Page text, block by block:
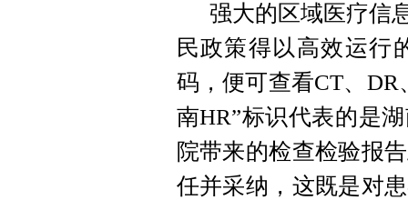
强大的区域医疗信
民政策得以高效运行
码，便可查看CT、
南HR”标识代表的是
院带来的检查检验报
任并采纳，这既是对